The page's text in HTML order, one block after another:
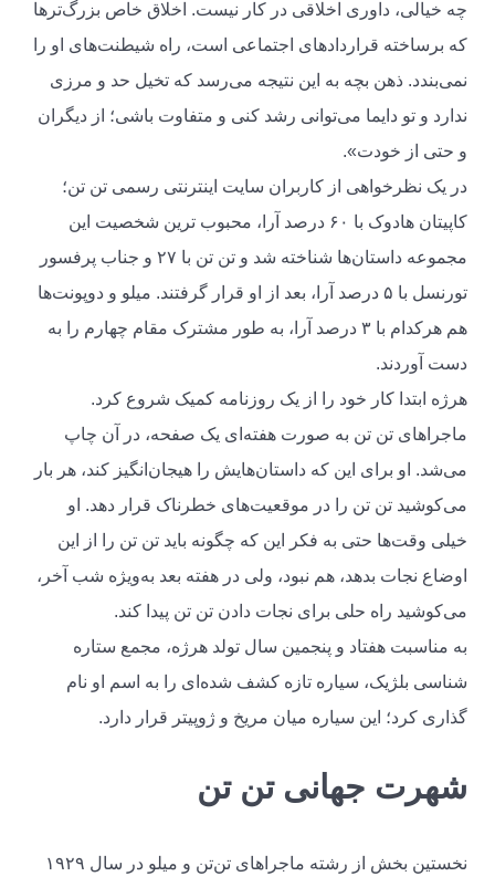
چه خیالی، داوری اخلاقی در کار نیست. اخلاق خاص بزرگ‌ترها
که برساخته قراردادهای اجتماعی است، راه شیطنت‌های او را
نمی‌بندد. ذهن بچه به این نتیجه می‌رسد که تخیل حد و مرزی
ندارد و تو دایما می‌توانی رشد کنی و متفاوت باشی؛ از دیگران
و حتی از خودت».
در یک نظرخواهی از کاربران سایت اینترنتی رسمی تن تن؛
کاپیتان هادوک با ۶۰ درصد آرا، محبوب ترین شخصیت این
مجموعه داستان‌ها شناخته شد و تن تن با ۲۷ و جناب پرفسور
تورنسل با ۵ درصد آرا، بعد از او قرار گرفتند. میلو و دوپونت‌ها
هم هرکدام با ۳ درصد آرا، به طور مشترک مقام چهارم را به
دست آوردند.
هرژه ابتدا کار خود را از یک روزنامه کمیک شروع کرد.
ماجراهای تن تن به صورت هفته‌اى یک صفحه، در آن چاپ
می‌شد. او براى این که داستان‌هایش را هیجان‌انگیز کند، هر بار
می‌کوشید تن تن را در موقعیت‌های خطرناک قرار دهد. او
خیلى وقت‌ها حتى به فکر این که چگونه باید تن تن را از این
اوضاع نجات بدهد، هم نبود، ولی در هفته بعد به‌ویژه شب آخر،
می‌کوشید راه حلى براى نجات دادن تن تن پیدا کند.
به مناسبت هفتاد و پنجمین سال تولد هرژه، مجمع ستاره
شناسی بلژیک، سیاره تازه کشف شده‌ای را به اسم او نام
گذاری کرد؛ این سیاره میان مریخ و ژوپیتر قرار دارد.
شهرت‌ جهانی تن‌ تن
نخستین بخش از رشته ماجراهای تن‌تن و میلو در سال ۱۹۲۹